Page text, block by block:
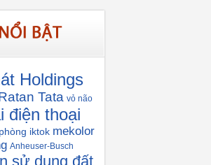
Holdings
Tata vỏ não
điện thoại
iktok mekolor
Anheuser-Busch
sử dụng đất